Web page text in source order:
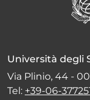
Università degli
Via Plinio, 44 -
Tel: +39-06-